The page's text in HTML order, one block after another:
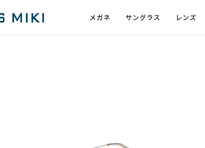
メガネ サングラス レンズ